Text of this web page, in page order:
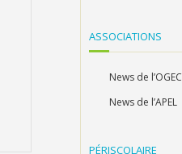
ASSOCIATIONS
News de l’OGEC
News de l’APEL
PÉRISCOLAIRE